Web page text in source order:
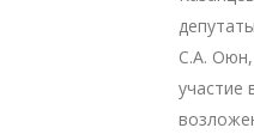
С.А. Оюн,
участие